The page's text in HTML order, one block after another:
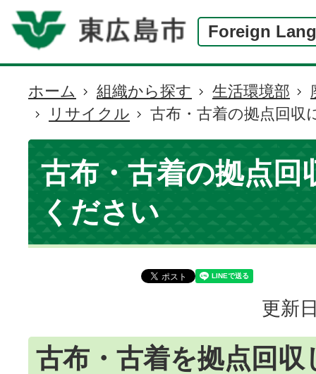
Foreign
現
在
の
位
置
ホーム 組織から探す 生活環境部
リサイクル
古布・古着の拠点回収
古布・古着の拠点回
ください
更新
古布・古着を拠点回収